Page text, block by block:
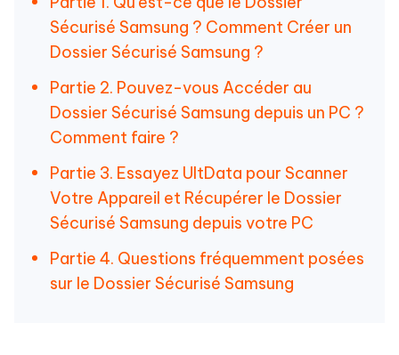
Sécurisé Samsung ? Comment Créer un
Dossier Sécurisé Samsung ?
Partie 2. Pouvez-vous Accéder au
Dossier Sécurisé Samsung depuis un PC ?
Comment faire ?
Partie 3. Essayez UltData pour Scanner
Votre Appareil et Récupérer le Dossier
Sécurisé Samsung depuis votre PC
Partie 4. Questions fréquemment posées
sur le Dossier Sécurisé Samsung